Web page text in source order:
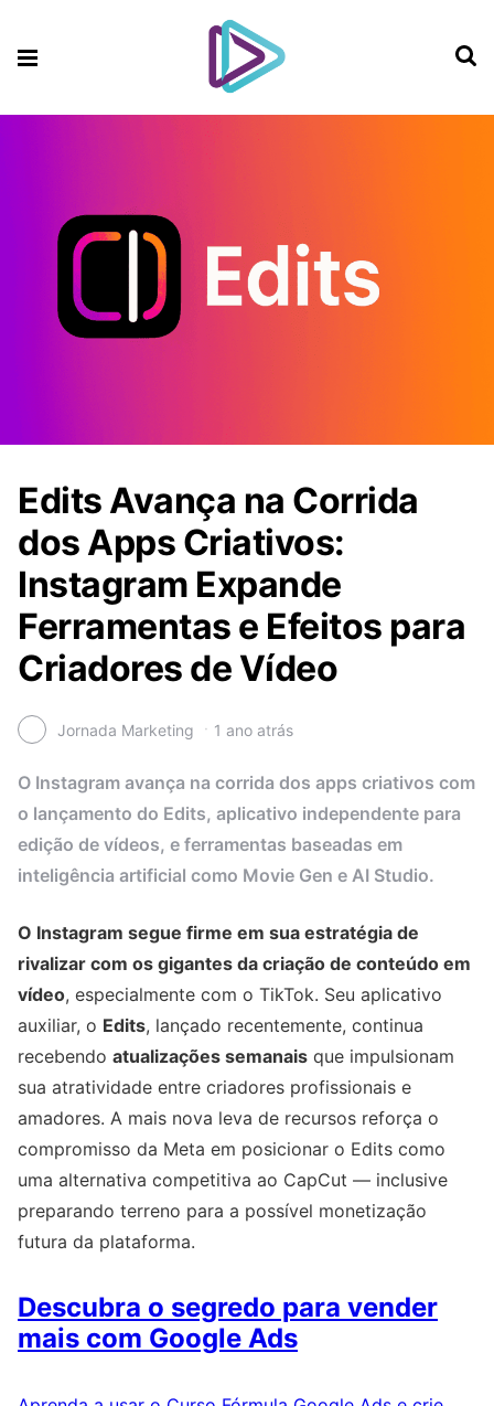
Edits Avança na Corrida
dos Apps Criativos:
Instagram Expande
Ferramentas e Efeitos para
Criadores de Vídeo
Jornada Marketing 1 ano atrás
O Instagram avança na corrida dos apps criativos com
o lançamento do Edits, aplicativo independente para
edição de vídeos, e ferramentas baseadas em
inteligência artificial como Movie Gen e AI Studio.
O Instagram segue firme em sua estratégia de
rivalizar com os gigantes da criação de conteúdo em
vídeo, especialmente com o TikTok. Seu aplicativo
auxiliar, o Edits, lançado recentemente, continua
recebendo atualizações semanais que impulsionam
sua atratividade entre criadores profissionais e
amadores. A mais nova leva de recursos reforça o
compromisso da Meta em posicionar o Edits como
uma alternativa competitiva ao CapCut — inclusive
preparando terreno para a possível monetização
futura da plataforma.
Descubra o segredo para vender
mais com Google Ads